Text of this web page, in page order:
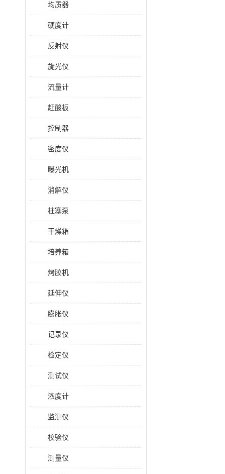
均质器
硬度计
反射仪
旋光仪
流量计
赶酸板
控制器
密度仪
曝光机
消解仪
柱塞泵
干燥箱
培养箱
烤胶机
延伸仪
膨胀仪
记录仪
检定仪
测试仪
浓度计
监测仪
校验仪
测量仪